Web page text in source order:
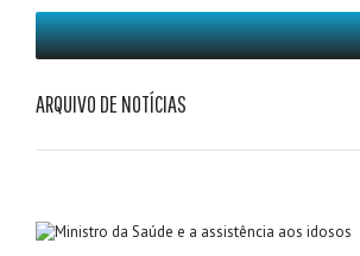
ARQUIVO DE NOTÍCIAS